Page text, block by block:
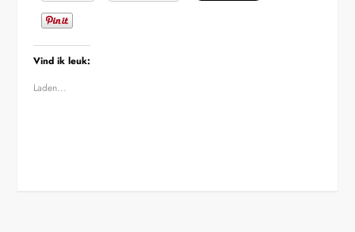
Vind ik leuk:
Laden...